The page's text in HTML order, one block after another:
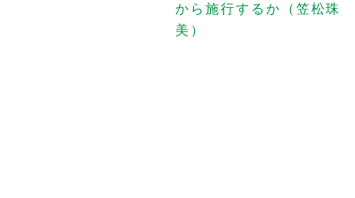
から施行するか（笠松珠
美）